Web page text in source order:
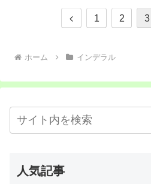
前
1 2 3
ホーム インデラル
人気記事